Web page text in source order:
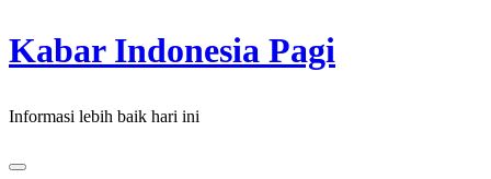
Skip
to
Kabar Indonesia Pagi
Informasi lebih baik hari ini